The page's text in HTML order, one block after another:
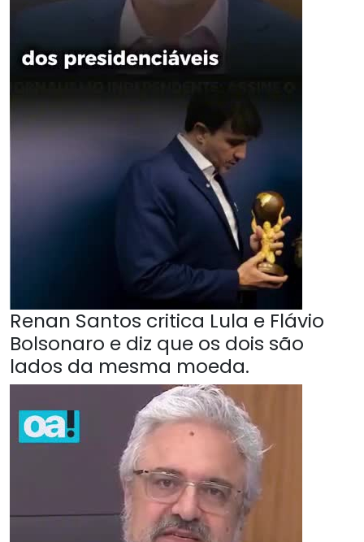
Renan Santos critica Lula e Flávio
Bolsonaro e diz que os dois são
lados da mesma moeda.